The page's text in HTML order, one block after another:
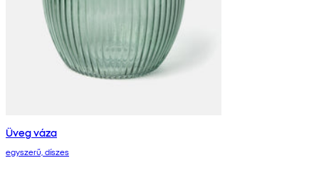
Üveg váza
egyszerű, díszes